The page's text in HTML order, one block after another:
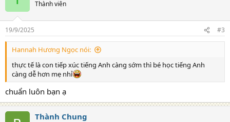
s
:
Thành viên
19/9/2025 #3
Hannah Hương Ngọc nói:
thực tế là con tiếp xúc tiếng Anh càng sớm thì bé học tiếng Anh
càng dễ hơn mẹ nhỉ
chuẩn luôn bạn ạ
Thành Chung